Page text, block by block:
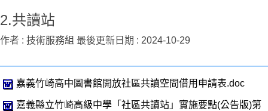
2.共讀站
作者 : 技術服務組 最後更新日期 : 2024-10-29
嘉義竹崎高中圖書館開放社區共讀空間借用申請表.doc
嘉義縣立竹崎高級中學「社區共讀站」實施要點(公告版)第